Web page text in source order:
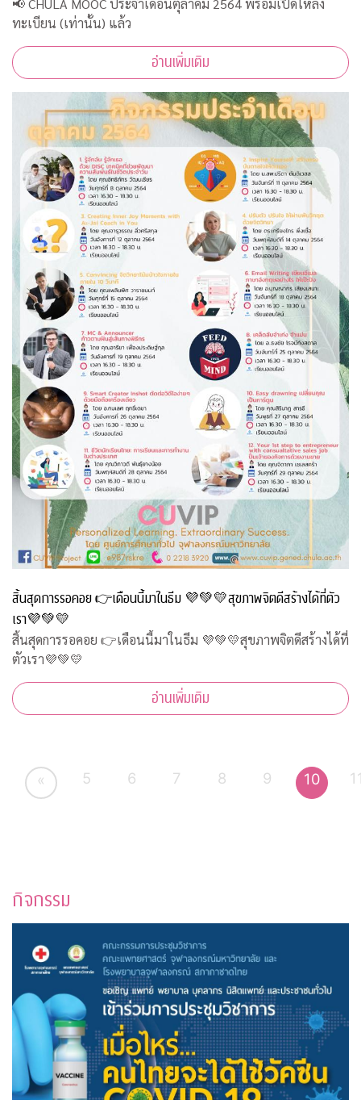
📢 CHULA MOOC ประจำเดือนตุลาคม 2564 พร้อมเปิดให้ลง
ทะเบียน (เท่านั้น) แล้ว
อ่านเพิ่มเติม
สิ้นสุดการรอคอย 👉เดือนนี้มาในธีม 💜💚💛สุขภาพจิตดีสร้างได้ที่ตัว
เรา💜💚💛
สิ้นสุดการรอคอย 👉เดือนนี้มาในธีม 💜💚💛สุขภาพจิตดีสร้างได้ที่
ตัวเรา💜💚💛
อ่านเพิ่มเติม
« 5 6 7 8 9 10
กิจกรรม